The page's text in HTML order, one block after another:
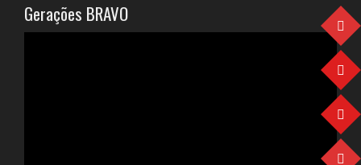
Gerações BRAVO